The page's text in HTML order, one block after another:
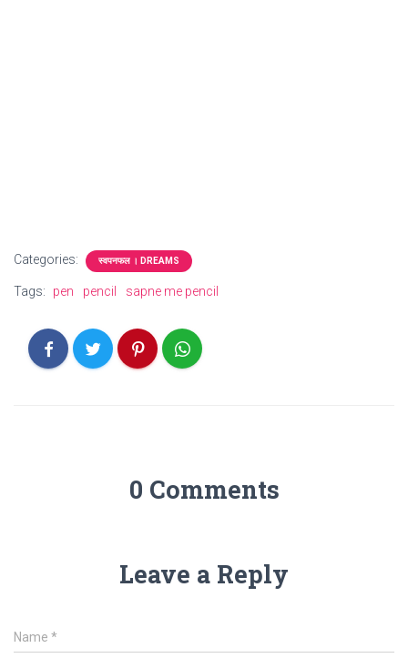
Categories: स्वपनफल । DREAMS
Tags: pen pencil sapne me pencil
0 Comments
Leave a Reply
Name *